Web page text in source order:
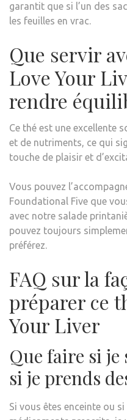
garantit que si l’un des
les feuilles en vrac.
Que servir
Love Your
rendre
Ce thé est une excellente
et de nutriments, ce qui
touche de plaisir et
Vous pouvez
Foundational Five que
avec notre salade
pouvez toujours
préférez.
FAQ sur la
préparer ce
Your Liver
Que faire si
si je prends
Si vous êtes enceinte ou